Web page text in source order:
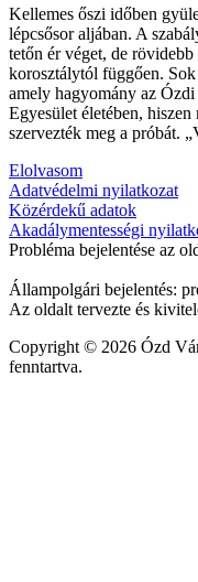
Kellemes őszi időben
lépcsősor aljában. A
tetőn ér véget, de
korosztálytól függően.
amely hagyomány az
Egyesület életében,
szervezték meg a próbát.
Elolvasom
Adatvédelmi nyilatkozat
Közérdekű adatok
Akadálymentességi
Probléma bejelentése az
Állampolgári bejelentés:
Az oldalt tervezte és
Copyright © 2026 Ózd
fenntartva.